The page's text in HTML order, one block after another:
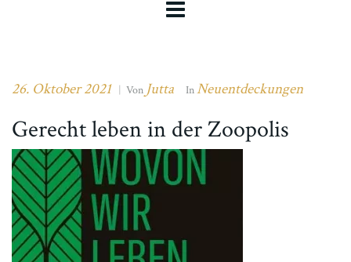
26. Oktober 2021 | Von Jutta InNeuentdeckungen
Gerecht leben in der Zoopolis